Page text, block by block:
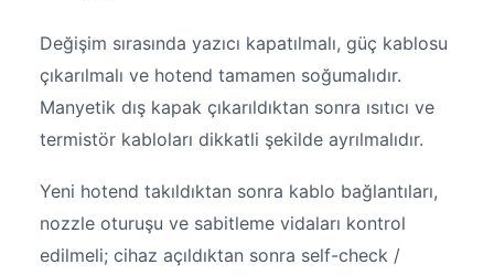
Değişim sırasında yazıcı kapatılmalı, güç kablosu
çıkarılmalı ve hotend tamamen soğumalıdır.
Manyetik dış kapak çıkarıldıktan sonra ısıtıcı ve
termistör kabloları dikkatli şekilde ayrılmalıdır.
Yeni hotend takıldıktan sonra kablo bağlantıları,
nozzle oturuşu ve sabitleme vidaları kontrol
edilmeli; cihaz açıldıktan sonra self-check /